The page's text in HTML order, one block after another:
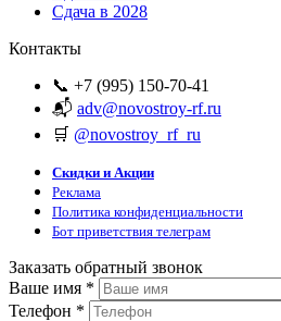
Сдача в 2028
Контакты
📞 +7 (995) 150-70-41
📬 adv@novostroy-rf.ru
🛒 @novostroy_rf_ru
Скидки и Акции
Реклама
Политика конфиденциальности
Бот приветствия телеграм
Заказать обратный звонок
Ваше имя *
Телефон *